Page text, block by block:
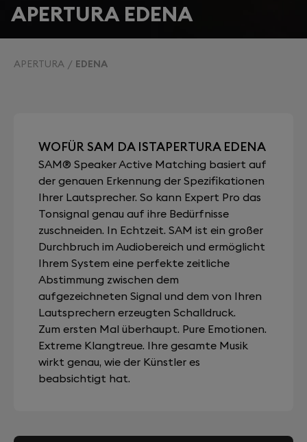
APERTURA EDENA
APERTURA EDENA
WOFÜR SAM DA ISTAPERTURA EDENA
SAM® Speaker Active Matching basiert auf
der genauen Erkennung der Spezifikationen
Ihrer Lautsprecher. So kann Expert Pro das
Tonsignal genau auf ihre Bedürfnisse
zuschneiden. In Echtzeit. SAM ist ein großer
Durchbruch im Audiobereich und ermöglicht
Ihrem System eine perfekte zeitliche
Abstimmung zwischen dem
aufgezeichneten Signal und dem von Ihren
Lautsprechern erzeugten Schalldruck.
Zum ersten Mal überhaupt. Pure Emotionen.
Extreme Klangtreue. Ihre gesamte Musik
wirkt genau, wie der Künstler es
beabsichtigt hat.